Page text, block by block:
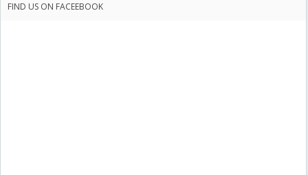
FIND US ON FACEEBOOK